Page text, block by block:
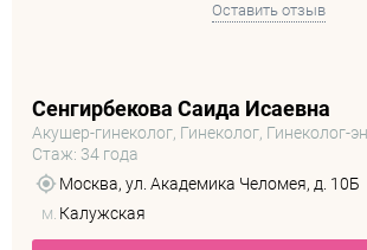
Оставить отзыв
Сенгирбекова Саида Исаевна
Акушер-гинеколог, Гинеколог, Гинеколог-
Стаж: 34 года
Москва, ул. Академика Челомея, д. 10Б
м. Калужская